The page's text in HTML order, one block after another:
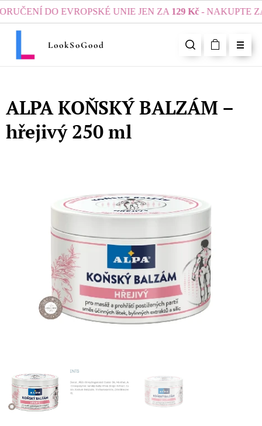
DO EVROPSKÉ UNIE JEN ZA129 Kč- NAKUPTE ZA
LookSoGood
ALPA KOŇSKÝ BALZÁM –
hřejivý 250 ml
INGREDIENTS